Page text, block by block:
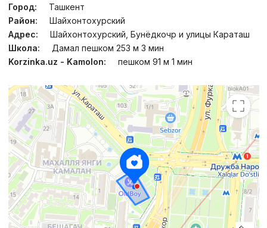
Город:
Ташкент
Район:
Шайхонтохурский
Адрес:
Шайхонтохурский, Бунёдкочр и улицы Караташ
Школа:
Дамал пешком 253 м 3 мин
Korzinka.uz - Kamolon:
пешком 91 м 1 мин